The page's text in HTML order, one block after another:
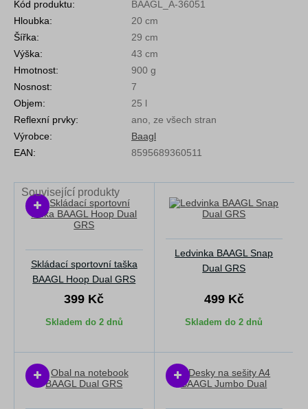
Kód produktu:
BAAGL_A-36051
Hloubka:
20 cm
Šířka:
29 cm
Výška:
43 cm
Hmotnost:
900 g
Nosnost:
7
Objem:
25 l
Reflexní prvky:
ano, ze všech stran
Výrobce:
Baagl
EAN:
8595689360511
Související produkty
Skládací sportovní taška
BAAGL Hoop Dual GRS
399 Kč
Skladem do 2 dnů
Ledvinka BAAGL Snap
Dual GRS
499 Kč
Skladem do 2 dnů